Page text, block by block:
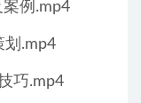
例.mp4
划.mp4
巧.mp4